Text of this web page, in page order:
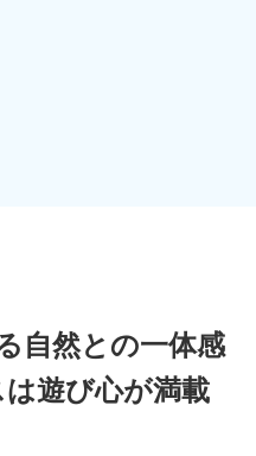
自然との一体感
遊び心が満載